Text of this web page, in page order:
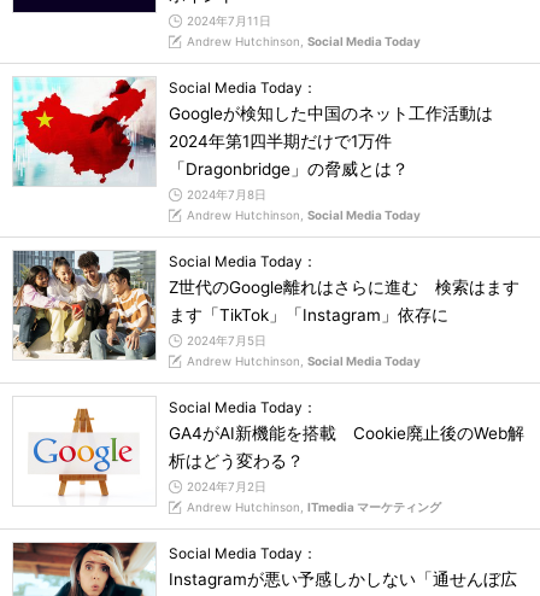
2024年7月11日
Andrew Hutchinson, Social Media Today
Social Media Today：
Googleが検知した中国のネット工作活動は
2024年第1四半期だけで1万件
「Dragonbridge」の脅威とは？
2024年7月8日
Andrew Hutchinson, Social Media Today
Social Media Today：
Z世代のGoogle離れはさらに進む 検索はます
ます「TikTok」「Instagram」依存に
2024年7月5日
Andrew Hutchinson, Social Media Today
Social Media Today：
GA4がAI新機能を搭載 Cookie廃止後のWeb解
析はどう変わる？
2024年7月2日
Andrew Hutchinson, ITmedia マーケティング
Social Media Today：
Instagramが悪い予感しかしない「通せんぼ広